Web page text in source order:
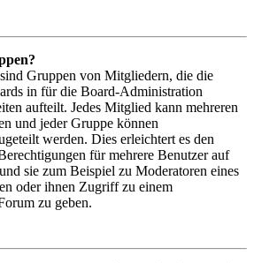
Gruppen von Mitgliedern, die die
in für die Board-Administration
aufteilt. Jedes Mitglied kann mehreren
und jeder Gruppe können
werden. Dies erleichtert es den
für mehrere Benutzer auf
sie zum Beispiel zu Moderatoren eines
oder ihnen Zugriff zu einem
zu geben.